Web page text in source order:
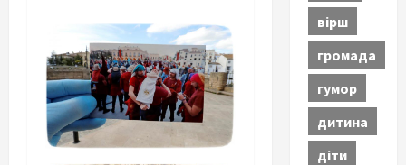
вірш
громада
гумор
дитина
діти